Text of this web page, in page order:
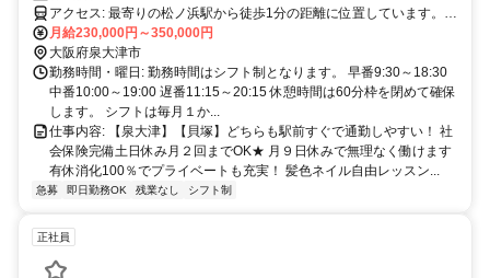
アクセス: 最寄りの松ノ浜駅から徒歩1分の距離に位置しています。
（貝塚店の勤務も可能）公共交通機関をご利用の場合、南海本線が便
利です。通勤にかかる時間や交通費については、面接時にご相談いた
だけます。
月給230,000円～350,000円
大阪府泉大津市
勤務時間・曜日: 勤務時間はシフト制となります。 早番9:30～18:30
中番10:00～19:00 遅番11:15～20:15 休憩時間は60分枠を閉めて確保
します。 シフトは毎月１か...
仕事内容: 【泉大津】【貝塚】どちらも駅前すぐで通勤しやすい！ 社
会保険完備土日休み月２回までOK★ 月９日休みで無理なく働けます
有休消化100％でプライベートも充実！ 髪色ネイル自由レッスン...
急募 即日勤務OK 残業なし シフト制
正社員